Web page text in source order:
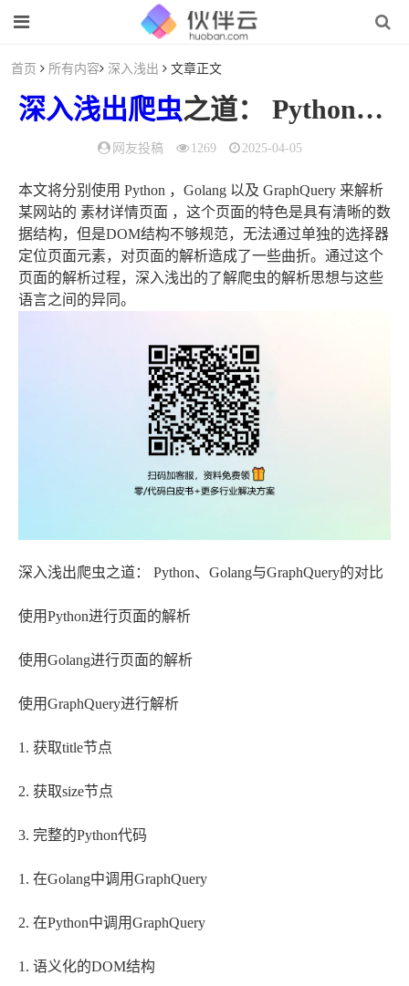
首页 所有内容 深入浅出 文章正文
深入浅出爬虫之道： Python、Golang与GraphQuery的对比
网友投稿 1269 2025-04-05
本文将分别使用 Python ，Golang 以及 GraphQuery 来解析
某网站的 素材详情页面 ，这个页面的特色是具有清晰的数
据结构，但是DOM结构不够规范，无法通过单独的选择器
定位页面元素，对页面的解析造成了一些曲折。通过这个
页面的解析过程，深入浅出的了解爬虫的解析思想与这些
语言之间的异同。
深入浅出爬虫之道： Python、Golang与GraphQuery的对比
使用Python进行页面的解析
使用Golang进行页面的解析
使用GraphQuery进行解析
1. 获取title节点
2. 获取size节点
3. 完整的Python代码
1. 在Golang中调用GraphQuery
2. 在Python中调用GraphQuery
1. 语义化的DOM结构